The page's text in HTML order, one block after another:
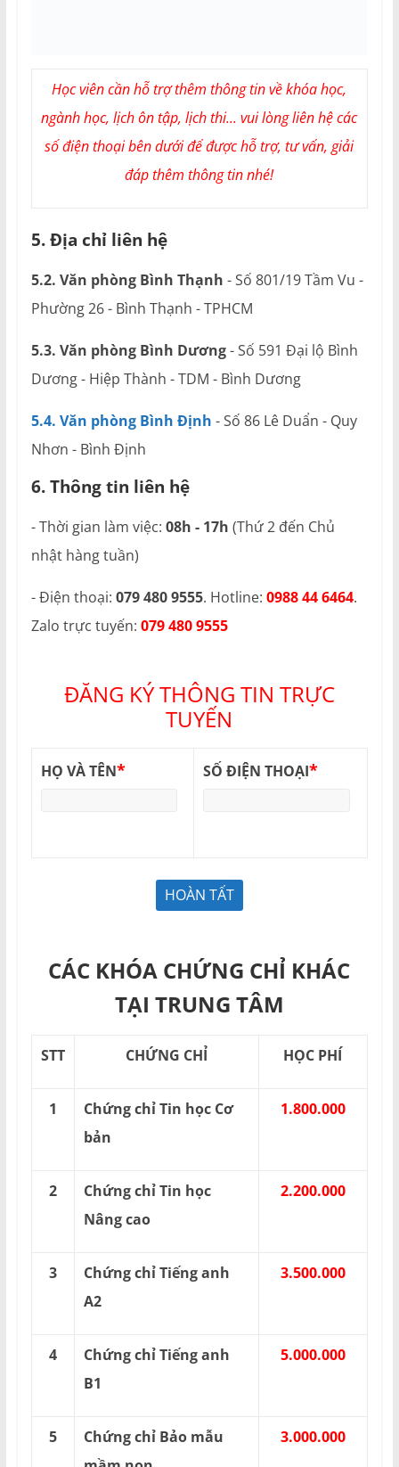
Học viên cần hỗ trợ thêm thông tin về khóa học,
ngành học, lịch ôn tập, lịch thi... vui lòng liên hệ các
số điện thoại bên dưới để được hỗ trợ, tư vấn, giải
đáp thêm thông tin nhé!
5. Địa chỉ liên hệ
5.2. Văn phòng Bình Thạnh - Số 801/19 Tầm Vu -
Phường 26 - Bình Thạnh - TPHCM
5.3. Văn phòng Bình Dương- Số 591 Đại lộ Bình
Dương - Hiệp Thành - TDM - Bình Dương
5.4. Văn phòng Bình Định - Số 86 Lê Duẩn - Quy
Nhơn - Bình Định
6. Thông tin liên hệ
- Thời gian làm việc: 08h - 17h (Thứ 2 đến Chủ
nhật hàng tuần)
- Điện thoại: 079 480 9555. Hotline: 0988 44 6464.
Zalo trực tuyến: 079 480 9555
ĐĂNG KÝ THÔNG TIN TRỰC
TUYẾN
HỌ VÀ TÊN* SỐ ĐIỆN THOẠI*
CÁC KHÓA CHỨNG CHỈ KHÁC
TẠI TRUNG TÂM
STT CHỨNG CHỈ HỌC PHÍ
1
Chứng chỉ Tin học Cơ
bản
1.800.000
2
Chứng chỉ Tin học
Nâng cao
2.200.000
3
Chứng chỉ Tiếng anh
A2
3.500.000
4
Chứng chỉ Tiếng anh
B1
5.000.000
5
Chứng chỉ Bảo mẫu
3.000.000